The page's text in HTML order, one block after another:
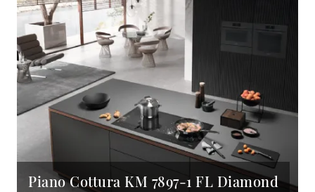
Piano Cottura KM 7897-1 FL Diamond